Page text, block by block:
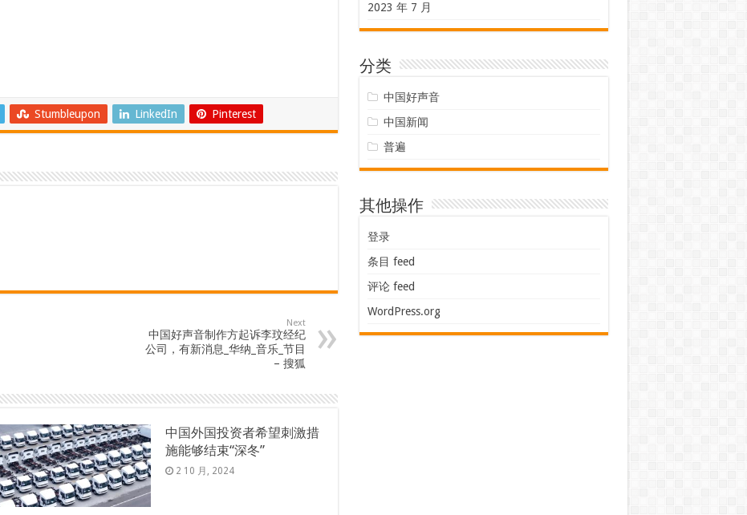
Stumbleupon LinkedIn Pinterest
Next
中国好声音制作方起诉李玟经纪
公司，有新消息_华纳_音乐_节目
– 搜狐
中国外国投资者希望刺激措
施能够结束“深冬”
2 10 月, 2024
2023 年 7 月
分类
中国好声音
中国新闻
普遍
其他操作
登录
条目 feed
评论 feed
WordPress.org